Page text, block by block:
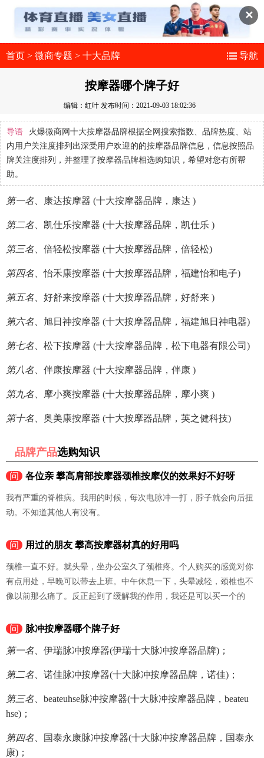
✕
首页 > 微商专题 > 十大品牌 导航
按摩器哪个牌子好
编辑：红叶 发布时间：2021-09-03 18:02:36
导语
火爆微商网十大按摩器品牌根据全网搜索指数、品牌热度、站
内用户关注度排列出深受用户欢迎的的按摩器品牌信息，信息按照品
牌关注度排列，并整理了按摩器品牌相选购知识，希望对您有所帮
助。
第一名、 康达按摩器 (十大按摩器品牌，康达 )
第二名、 凯仕乐按摩器 (十大按摩器品牌，凯仕乐 )
第三名、 倍轻松按摩器 (十大按摩器品牌，倍轻松)
第四名、怡禾康按摩器 (十大按摩器品牌，福建怡和电子)
第五名、 好舒来按摩器 (十大按摩器品牌，好舒来 )
第六名、 旭日神按摩器 (十大按摩器品牌，福建旭日神电器)
第七名、 松下按摩器 (十大按摩器品牌，松下电器有限公司)
第八名、 伴康按摩器 (十大按摩器品牌，伴康 )
第九名、 摩小爽按摩器 (十大按摩器品牌，摩小爽 )
第十名、 奥美康按摩器 (十大按摩器品牌，英之健科技)
品牌产品选购知识
问 各位亲 攀高肩部按摩器颈椎按摩仪的效果好不好呀
我有严重的脊椎病。我用的时候，每次电脉冲一打，脖子就会向后扭
动。不知道其他人有没有。
问 用过的朋友 攀高按摩器材真的好用吗
颈椎一直不好。就头晕，坐办公室久了颈椎疼。个人购买的感觉对你
有点用处，早晚可以带去上班。中午休息一下，头晕减轻，颈椎也不
像以前那么痛了。反正起到了缓解我的作用，我还是可以买一个的
问 脉冲按摩器哪个牌子好
第一名、 伊瑞脉冲按摩器(伊瑞十大脉冲按摩器品牌)；
第二名、 诺佳脉冲按摩器(十大脉冲按摩器品牌，诺佳)；
第三名、 beateuhse脉冲按摩器(十大脉冲按摩器品牌，beateu
hse)；
第四名、
国泰永康脉冲按摩器(十大脉冲按摩器品牌，国泰永
康)；